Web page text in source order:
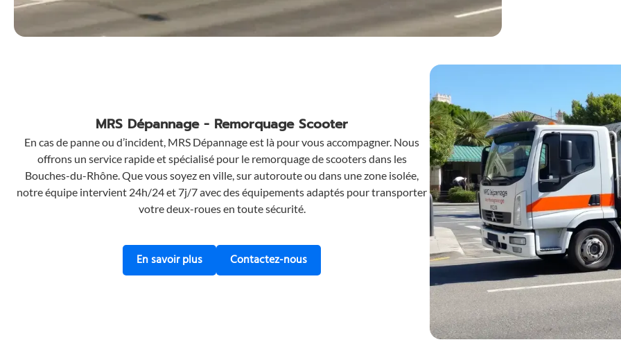
MRS Dépannage - Remorquage Scooter
En cas de panne ou d’incident, MRS Dépannage est là pour vous accompagner. Nous
offrons un service rapide et spécialisé pour le remorquage de scooters dans les
Bouches-du-Rhône. Que vous soyez en ville, sur autoroute ou dans une zone isolée,
notre équipe intervient 24h/24 et 7j/7 avec des équipements adaptés pour transporter
votre deux-roues en toute sécurité.
En savoir plusEn savoir plus sur notre service de remorquage pour scooters
Contactez-nousContactez MRS Dépannage pour une assistance immédiate